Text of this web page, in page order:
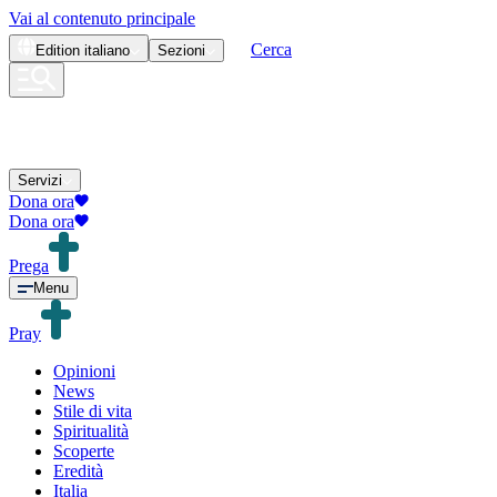
Vai al contenuto principale
Edition italiano Sezioni Cerca
Servizi
Dona ora
Dona ora
Prega
Menu
Pray
Opinioni
News
Stile di vita
Spiritualità
Scoperte
Eredità
Italia